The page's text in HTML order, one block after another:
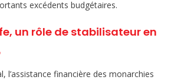
excédents budgétaires.
un rôle de stabilisateur en
l’assistance financière des monarchies